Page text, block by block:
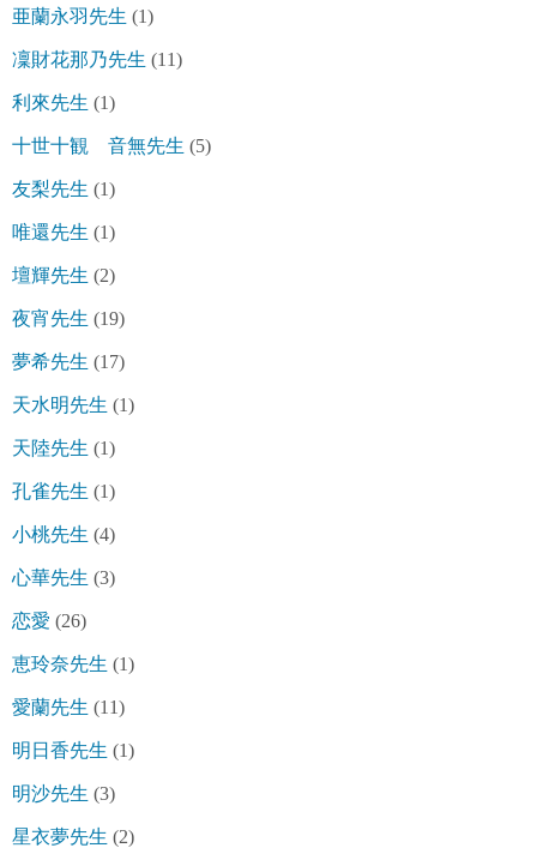
亜蘭永羽先生 (1)
凜財花那乃先生 (11)
利來先生 (1)
十世十観 音無先生 (5)
友梨先生 (1)
唯還先生 (1)
壇輝先生 (2)
夜宵先生 (19)
夢希先生 (17)
天水明先生 (1)
天陸先生 (1)
孔雀先生 (1)
小桃先生 (4)
心華先生 (3)
恋愛 (26)
恵玲奈先生 (1)
愛蘭先生 (11)
明日香先生 (1)
明沙先生 (3)
星衣夢先生 (2)